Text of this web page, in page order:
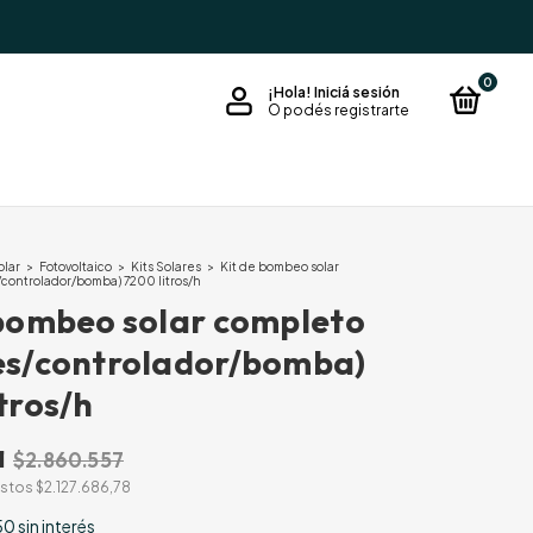
¡Hola! Iniciá sesión
O podés registrarte
0
> Fotovoltaico > Kits Solares > Kit de bombeo solar
bomba) 7200 litros/h
solar completo
controlador/bomba)
h
$2.860.557
$2.127.686,78
sin interés